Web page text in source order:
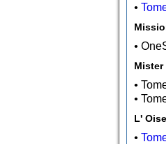
•
Mister
•